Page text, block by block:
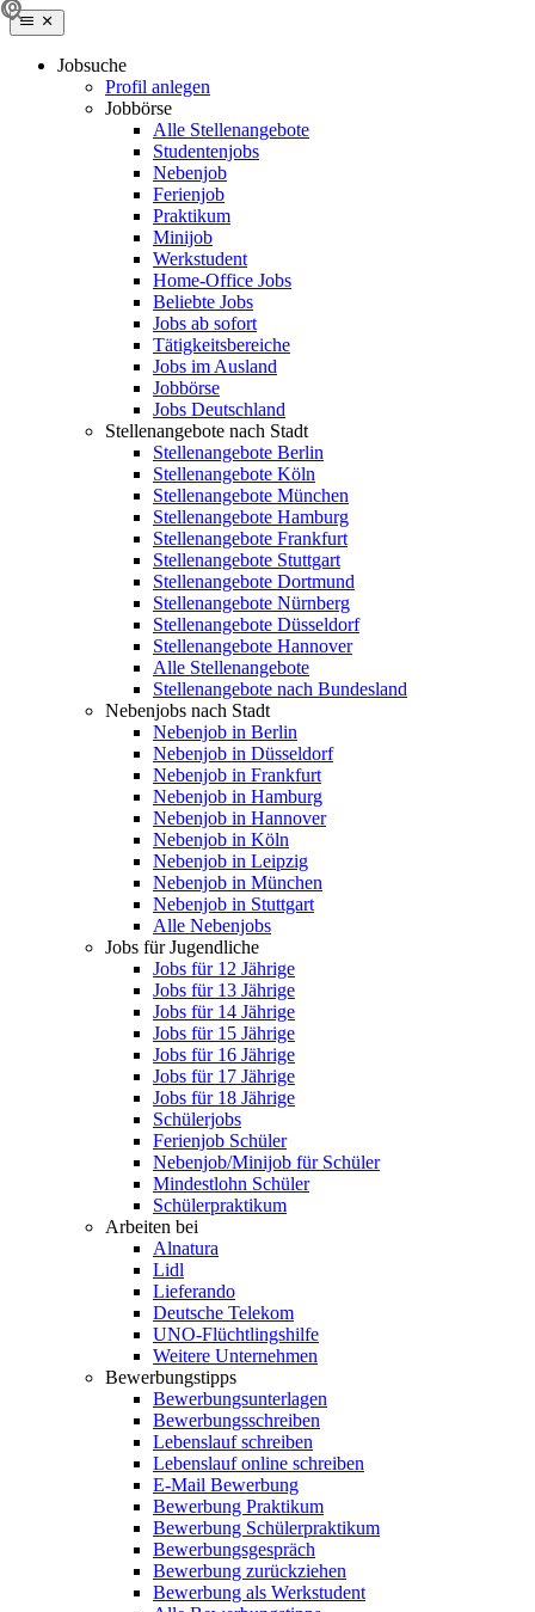
Jobsuche
Profil anlegen
Jobbörse
Alle Stellenangebote
Studentenjobs
Nebenjob
Ferienjob
Praktikum
Minijob
Werkstudent
Home-Office Jobs
Beliebte Jobs
Jobs ab sofort
Tätigkeitsbereiche
Jobs im Ausland
Jobbörse
Jobs Deutschland
Stellenangebote nach Stadt
Stellenangebote Berlin
Stellenangebote Köln
Stellenangebote München
Stellenangebote Hamburg
Stellenangebote Frankfurt
Stellenangebote Stuttgart
Stellenangebote Dortmund
Stellenangebote Nürnberg
Stellenangebote Düsseldorf
Stellenangebote Hannover
Alle Stellenangebote
Stellenangebote nach Bundesland
Nebenjobs nach Stadt
Nebenjob in Berlin
Nebenjob in Düsseldorf
Nebenjob in Frankfurt
Nebenjob in Hamburg
Nebenjob in Hannover
Nebenjob in Köln
Nebenjob in Leipzig
Nebenjob in München
Nebenjob in Stuttgart
Alle Nebenjobs
Jobs für Jugendliche
Jobs für 12 Jährige
Jobs für 13 Jährige
Jobs für 14 Jährige
Jobs für 15 Jährige
Jobs für 16 Jährige
Jobs für 17 Jährige
Jobs für 18 Jährige
Schülerjobs
Ferienjob Schüler
Nebenjob/Minijob für Schüler
Mindestlohn Schüler
Schülerpraktikum
Arbeiten bei
Alnatura
Lidl
Lieferando
Deutsche Telekom
UNO-Flüchtlingshilfe
Weitere Unternehmen
Bewerbungstipps
Bewerbungsunterlagen
Bewerbungsschreiben
Lebenslauf schreiben
Lebenslauf online schreiben
E-Mail Bewerbung
Bewerbung Praktikum
Bewerbung Schülerpraktikum
Bewerbungsgespräch
Bewerbung zurückziehen
Bewerbung als Werkstudent